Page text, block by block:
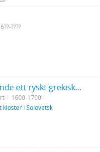
????
Minnesbok tillhörande ett ryskt grekisk-ortodoxt kloster i Solovetsk
1600-1700
kloster i Solovetsk